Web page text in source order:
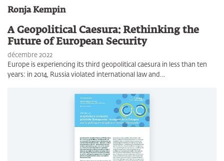
Ronja Kempin
A Geopolitical Caesura: Rethinking the
Future of European Security
décembre 2022
Europe is experiencing its third geopolitical caesura in less than ten
years: in 2014, Russia violated international law and…